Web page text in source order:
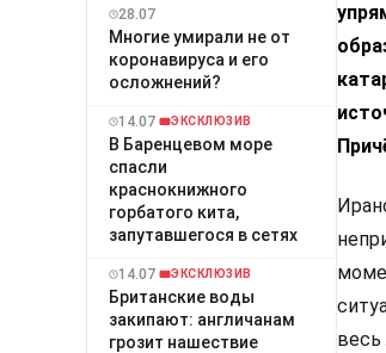
28.07
Многие умирали не от
коронавируса и его
осложнений?
14.07 ЭКСКЛЮЗИВ
В Баренцевом море
спасли
краснокнижного
горбатого кита,
запутавшегося в сетях
14.07 ЭКСКЛЮЗИВ
Британские воды
закипают: англичанам
грозит нашествие
весь